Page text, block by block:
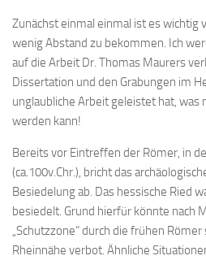
Zunächst einmal einmal ist es wichtig
wenig Abstand zu bekommen. Ich
auf die Arbeit Dr. Thomas Maurers
Dissertation und den Grabungen im
unglaubliche Arbeit geleistet hat, was
werden kann!
Bereits vor Eintreffen der Römer, in
(ca.100v.Chr.), bricht das
Besiedelung ab. Das hessische Ried
besiedelt. Grund hierfür könnte nach
„Schutzzone“ durch die frühen Römer
Rheinnähe verbot. Ähnliche